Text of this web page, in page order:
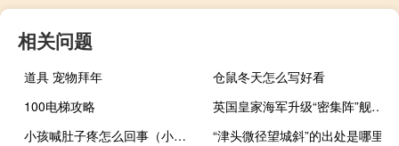
相关问题
道具 宠物拜年
仓鼠冬天怎么写好看
100电梯攻略
英国皇家海军升级“密集阵”舰炮系统
小孩喊肚子疼怎么回事（小孩肚子痛是怎么回事）
“津头微径望城斜”的出处是哪里